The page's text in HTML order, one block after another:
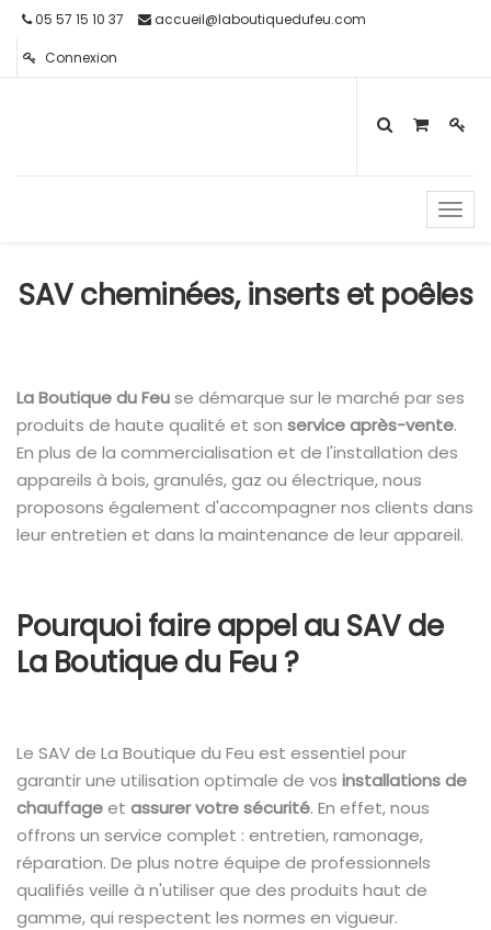
05 57 15 10 37 accueil@laboutiquedufeu.com
Connexion
SAV cheminées, inserts et poêles
La Boutique du Feuse démarque sur le marché par ses
produits de haute qualité et son service après-vente.
En plus de la commercialisation et de l'installation des
appareils à bois, granulés, gaz ou électrique, nous
proposons également d'accompagner nos clients dans
leur entretien et dans la maintenance de leur appareil.
Pourquoi faire appel au SAV de
La Boutique du Feu ?
Le SAV de La Boutique du Feu est essentiel pour
garantir une utilisation optimale de vos installations de
chauffageet assurer votre sécurité. En effet, nous
offrons un service complet : entretien, ramonage,
réparation. De plus notre équipe de professionnels
qualifiés veille à n'utiliser que des produits haut de
gamme, qui respectent les normes en vigueur.